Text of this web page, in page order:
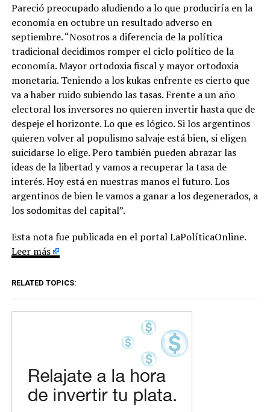
Pareció preocupado aludiendo a lo que produciría en la
economía en octubre un resultado adverso en
septiembre. “Nosotros a diferencia de la política
tradicional decidimos romper el ciclo político de la
economía. Mayor ortodoxia fiscal y mayor ortodoxia
monetaria. Teniendo a los kukas enfrente es cierto que
va a haber ruido subiendo las tasas. Frente a un año
electoral los inversores no quieren invertir hasta que de
despeje el horizonte. Lo que es lógico. Si los argentinos
quieren volver al populismo salvaje está bien, si eligen
suicidarse lo elige. Pero también pueden abrazar las
ideas de la libertad y vamos a recuperar la tasa de
interés. Hoy está en nuestras manos el futuro. Los
argentinos de bien le vamos a ganar a los degenerados, a
los sodomitas del capital”.
Esta nota fue publicada en el portal LaPolíticaOnline.
Leer más
RELATED TOPICS: